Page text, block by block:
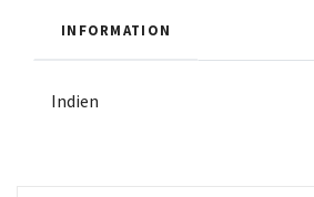
INFORMATION
Indien